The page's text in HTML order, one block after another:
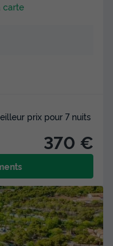
carte
prix pour 7 nuits
370 €